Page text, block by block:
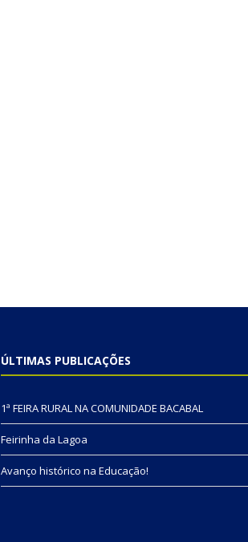
ÚLTIMAS PUBLICAÇÕES
1ª FEIRA RURAL NA COMUNIDADE BACABAL
Feirinha da Lagoa
Avanço histórico na Educação!